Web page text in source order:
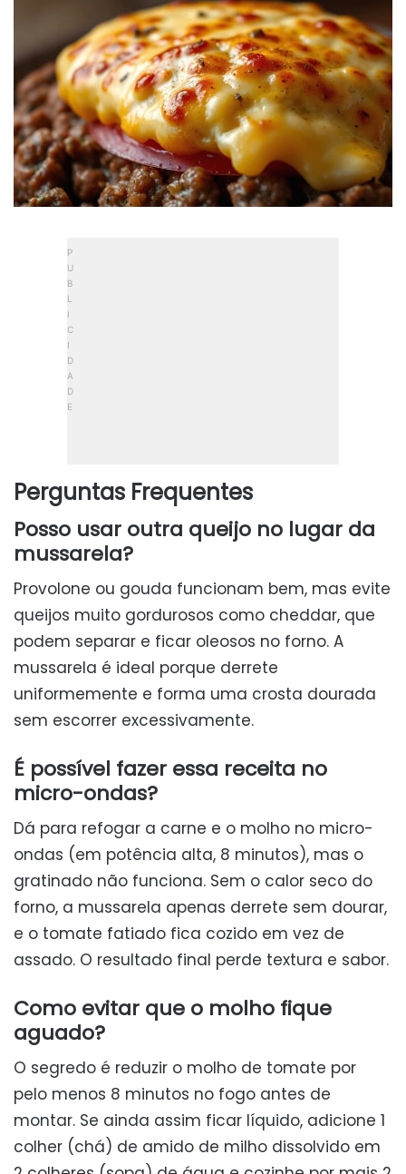
Perguntas Frequentes
Posso usar outra queijo no lugar da
mussarela?
Provolone ou gouda funcionam bem, mas evite
queijos muito gordurosos como cheddar, que
podem separar e ficar oleosos no forno. A
mussarela é ideal porque derrete
uniformemente e forma uma crosta dourada
sem escorrer excessivamente.
É possível fazer essa receita no
micro-ondas?
Dá para refogar a carne e o molho no micro-
ondas (em potência alta, 8 minutos), mas o
gratinado não funciona. Sem o calor seco do
forno, a mussarela apenas derrete sem dourar,
e o tomate fatiado fica cozido em vez de
assado. O resultado final perde textura e sabor.
Como evitar que o molho fique
aguado?
O segredo é reduzir o molho de tomate por
pelo menos 8 minutos no fogo antes de
montar. Se ainda assim ficar líquido, adicione 1
colher (chá) de amido de milho dissolvido em